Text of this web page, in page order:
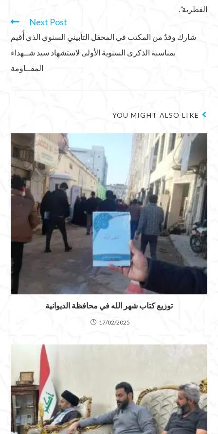
القطرية”.
Next Post
شارك وفدٌ من المكتب في المحفل التأبيني السنوي الذي أُقيم
بمناسبة الذكرى السنوية الأولى لاستشهاد سيد شــهداء
المقــاومة
YOU MIGHT ALSO LIKE
توزيع كتاب شهر الله في محافظة الديوانية
17/02/2025